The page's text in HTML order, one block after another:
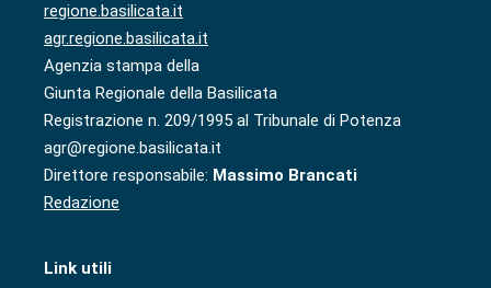
regione.basilicata.it
agr.regione.basilicata.it
Agenzia stampa della
Giunta Regionale della Basilicata
Registrazione n. 209/1995 al Tribunale di Potenza
agr@regione.basilicata.it
Direttore responsabile: Massimo Brancati
Redazione
Link utili